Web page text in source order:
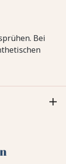
Bei